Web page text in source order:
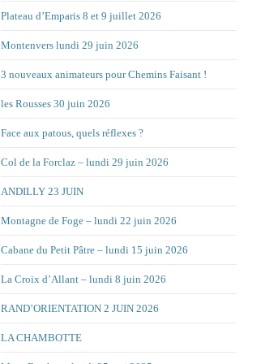
Plateau d’Emparis 8 et 9 juillet 2026
Montenvers lundi 29 juin 2026
3 nouveaux animateurs pour Chemins Faisant !
les Rousses 30 juin 2026
Face aux patous, quels réflexes ?
Col de la Forclaz – lundi 29 juin 2026
ANDILLY 23 JUIN
Montagne de Foge – lundi 22 juin 2026
Cabane du Petit Pâtre – lundi 15 juin 2026
La Croix d’Allant – lundi 8 juin 2026
RAND’ORIENTATION 2 JUIN 2026
LA CHAMBOTTE